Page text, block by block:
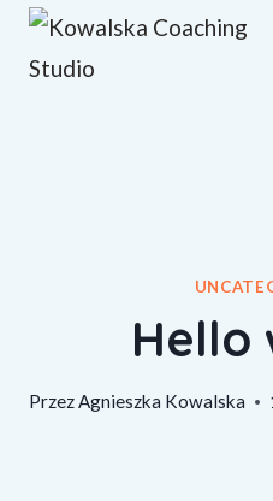
Przeskocz
Hello
PrzezAgnieszka Kowalska